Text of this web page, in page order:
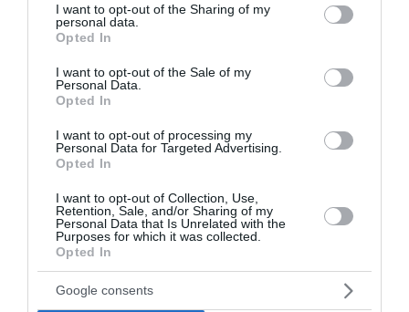
not limited to your visit or usage behaviour. You may click to
grant or deny consent to Google and its third-party tags to
use your data for below specified purposes in below Google
consent section.
I want to opt-out of the Sharing of my
personal data.
Opted In
I want to opt-out of the Sale of my
Personal Data.
Opted In
I want to opt-out of processing my
Personal Data for Targeted Advertising.
Opted In
I want to opt-out of Collection, Use,
Retention, Sale, and/or Sharing of my
Personal Data that Is Unrelated with the
Purposes for which it was collected.
Opted In
Google consents
Ειδικό Χωροταξικό Πλαίσιο για τον Τουρισμό
Περιβάλλοντος και Ενέργειας, Σταύρου Παπασταύρου και
Τουρισμού, Όλγας Κεφαλογιάννη θεσμοθετείται από
σήμερα το νέο Ειδικό Χωροταξικό Π...
07 Αυγούστου 2026